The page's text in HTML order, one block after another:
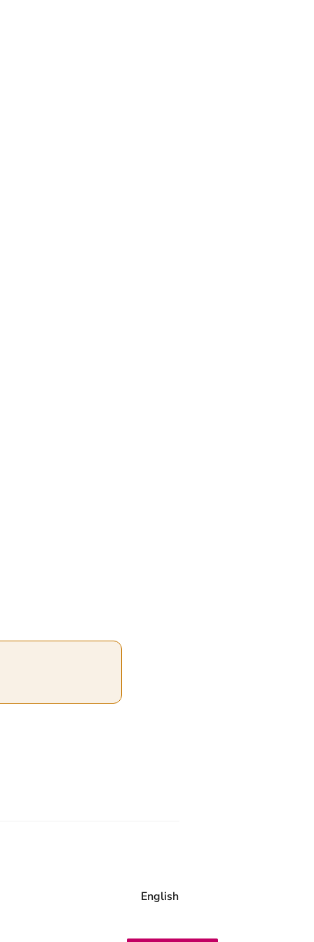
English